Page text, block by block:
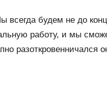
всегда будем не до
работу, и мы
разоткровенничался